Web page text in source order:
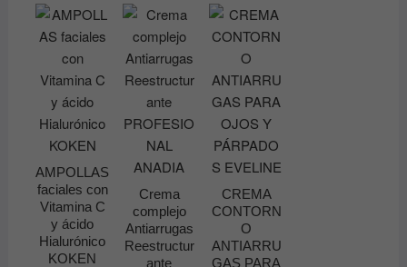
AMPOLLAS
faciales con
Vitamina C
y ácido
Hialurónico
KOKEN
Crema
complejo
Antiarrugas
Reestructur
ante
CREMA
CONTORN
O
ANTIARRU
GAS PARA